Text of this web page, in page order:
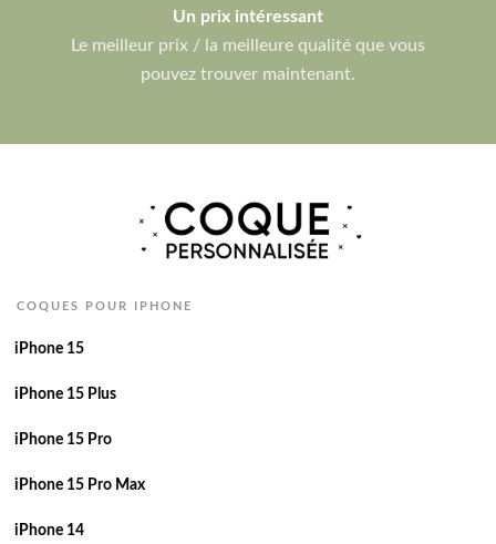
Un prix intéressant
Le meilleur prix / la meilleure qualité que vous
pouvez trouver maintenant.
COQUES POUR IPHONE
iPhone 15
iPhone 15 Plus
iPhone 15 Pro
iPhone 15 Pro Max
iPhone 14